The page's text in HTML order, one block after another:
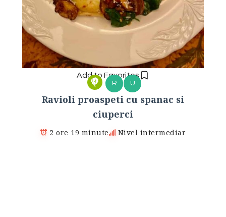
Add to Favorites
R U
Ravioli proaspeti cu spanac si
ciuperci
2 ore 19 minute Nivel intermediar